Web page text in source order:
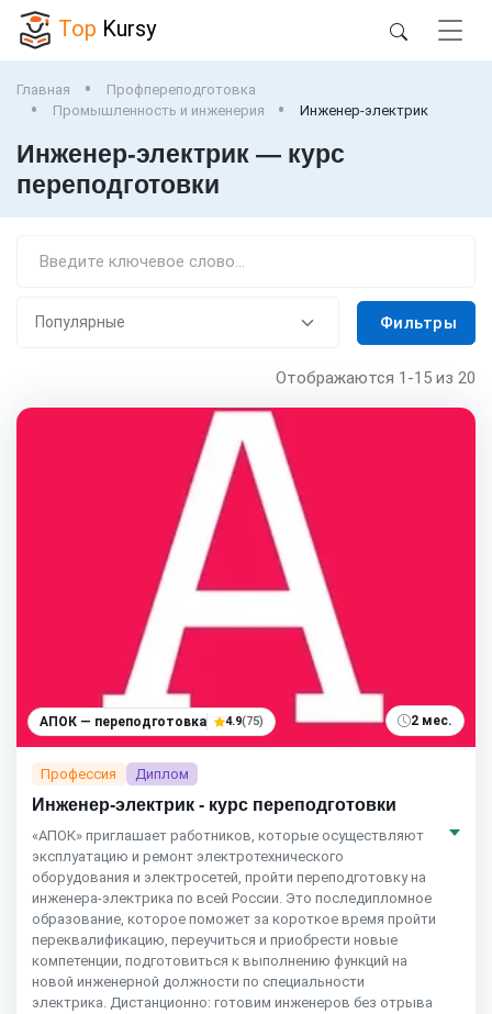
Top Kursy
Главная
Профпереподготовка
Промышленность и инженерия
Инженер-электрик
Инженер-электрик — курс
переподготовки
Фильтры
Отображаются 1-15 из 20
АПОК — переподготовка 4.9(75) 2 мес.
Профессия Диплом
Инженер-электрик - курс переподготовки
«АПОК» приглашает работников, которые осуществляют
эксплуатацию и ремонт электротехнического
оборудования и электросетей, пройти переподготовку на
инженера-электрика по всей России. Это последипломное
образование, которое поможет за короткое время пройти
переквалификацию, переучиться и приобрести новые
компетенции, подготовиться к выполнению функций на
новой инженерной должности по специальности
электрика. Дистанционно: готовим инженеров без отрыва